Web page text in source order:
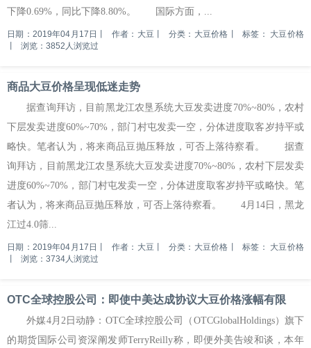
下降0.69%，同比下降8.80%。 国际方面，...
日期：2019年04月17日 作者：大豆 分类：大豆价格 标签： 大豆价格
浏览：3852人浏览过
商品大豆价格呈现低迷走势
据查询拜访，目前黑龙江农垦系统大豆发卖进度70%~80%，农村
下层发卖进度60%~70%，部门村屯发卖一空，分体进度取客岁持平或
略快。笔者认为，将来商品豆抛压释放，可否上落待察看。 据查
询拜访，目前黑龙江农垦系统大豆发卖进度70%~80%，农村下层发卖
进度60%~70%，部门村屯发卖一空，分体进度取客岁持平或略快。笔
者认为，将来商品豆抛压释放，可否上落待察看。 4月14日，黑龙
江过4.0筛...
日期：2019年04月17日 作者：大豆 分类：大豆价格 标签： 大豆价格
浏览：3734人浏览过
OTC全球控股公司：即使中美达成协议大豆价格涨幅有限
外媒4月2日动静：OTC全球控股公司（OTCGlobalHoldings）旗下
的期货国际公司资深阐发师TerryReilly称，即便外美告竣和谈，本年